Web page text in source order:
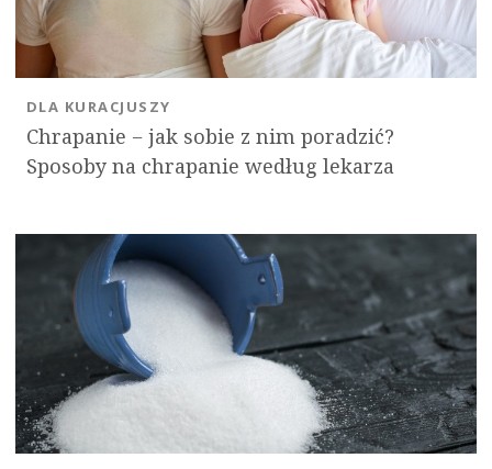
Chrapanie − jak sobie z nim poradzić?
Sposoby na chrapanie według lekarza
DLA KURACJUSZY